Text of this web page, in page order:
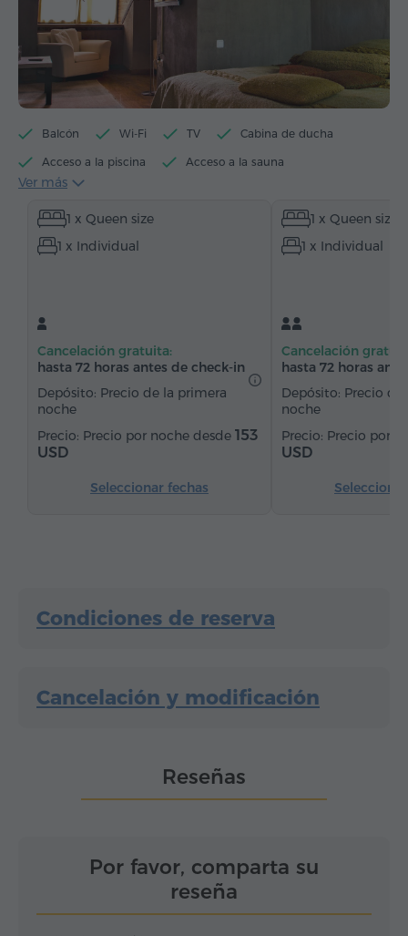
Balcón Wi-Fi TV Cabina de ducha
Acceso a la piscina Acceso a la sauna
Acceso a jacuzzi
Artículos de tocador Allbornoz
Pantuflas Secador de pelo Calefacción
Teléfono Servicio despertador
Canales de satélite Alfombrado
Suelos de parquet Refriderador
Agua embotellada
Ver más
1 x Queen size
1 x Individual
Cancelación gratuita:
hasta 72 horas antes de check-in
Depósito: Precio de la primera
noche
Precio por noche desde 153
USD
Seleccionar fechas
1 x Queen size
1 x Individual
Cancelación
hasta 72 horas
Depósito: Precio
noche
Precio por
USD
Condiciones de reserva
Cancelación y modificación
Reseñas
Por favor, comparta su
reseña